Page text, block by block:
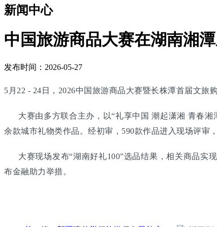
新闻中心
中国旅游商品大赛在湖南湘
发布时间：2026-05-27
5月22 - 24日，2026中国旅游商品大赛暨长株潭首届文旅
大赛由多方联合主办，以“礼享中国 潮起潇湘 青春湘
余款城市礼物类作品。经初审，590款作品进入现场评审
大赛现场发布“湖南好礼100”选品结果，相关商品实
布金融助力举措。